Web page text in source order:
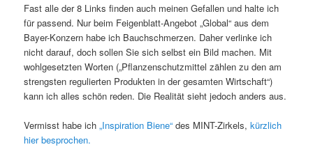
Fast alle der 8 Links finden auch meinen Gefallen und halte ich
für passend. Nur beim Feigenblatt-Angebot „Global“ aus dem
Bayer-Konzern habe ich Bauchschmerzen. Daher verlinke ich
nicht darauf, doch sollen Sie sich selbst ein Bild machen. Mit
wohlgesetzten Worten („Pflanzenschutzmittel zählen zu den am
strengsten regulierten Produkten in der gesamten Wirtschaft“)
kann ich alles schön reden. Die Realität sieht jedoch anders aus.
Vermisst habe ich„Inspiration Biene“ des MINT-Zirkels,kürzlich
hier besprochen.